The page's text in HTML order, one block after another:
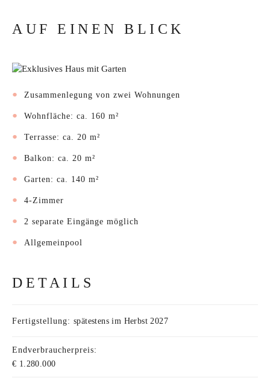
AUF EINEN BLICK
Zusammenlegung von zwei Wohnungen
Wohnfläche: ca. 160 m²
Terrasse: ca. 20 m²
Balkon: ca. 20 m²
Garten: ca. 140 m²
4-Zimmer
2 separate Eingänge möglich
Allgemeinpool
DETAILS
Fertigstellung: spätestens im Herbst 2027
Endverbraucherpreis:
€ 1.280.000